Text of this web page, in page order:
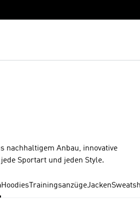
nachhaltigem Anbau, innovative
Sportart und jeden Style.
Hoodies TrainingsanzügeJacken